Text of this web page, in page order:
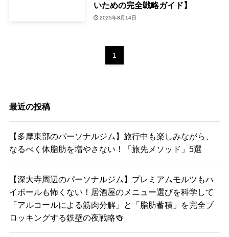
いための完全戦略ガイド】
2025年8月14日
1
最近の投稿
【多摩東部のパーソナルジム】旅行中も楽しみながら、
なるべく体脂肪を増やさない！「旅先メソッド」5選
【深大寺周辺のパーソナルジム】プレミアムモルツもハ
イボールも怖くない！居酒屋のメニュー選びを科学して
「アルコールによる筋肉分解」と「脂肪蓄積」を完全ブ
ロッキングする鉄壁の夜戦略🍻